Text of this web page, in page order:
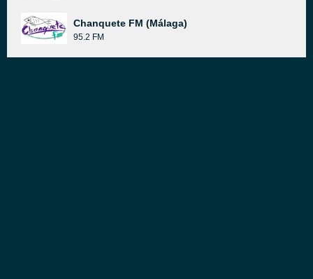
Chanquete FM (Málaga)
95.2 FM